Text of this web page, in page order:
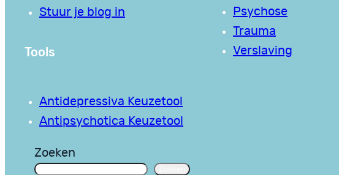
Stuur je blog in
Tools
Antidepressiva Keuzetool
Antipsychotica Keuzetool
Psychose
Trauma
Verslaving
Zoeken